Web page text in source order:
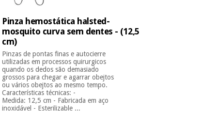
Ortopedia
Instrumental
cirúrgico
(liquidação)
Pinza hemostática halsted-
mosquito curva sem dentes - (12,5
cm)
Pinzas de pontas finas e autocierre
utilizadas em processos quirurgicos
quando os dedos são demasiado
grossos para chegar e agarrar obejtos
ou vários obejtos ao mesmo tempo.
Características técnicas: -
Medida: 12,5 cm - Fabricada em aço
inoxidável - Esterilizable ...